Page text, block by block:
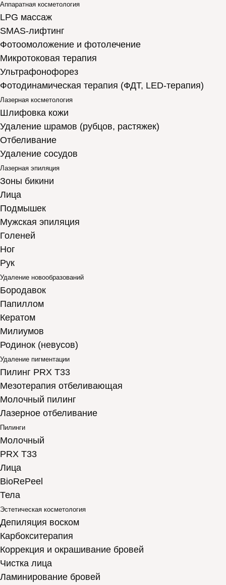
Аппаратная косметология
LPG массаж
SMAS-лифтинг
Фотоомоложение и фотолечение
Микротоковая терапия
Ультрафонофорез
Фотодинамическая терапия (ФДТ, LED-терапия)
Лазерная косметология
Шлифовка кожи
Удаление шрамов (рубцов, растяжек)
Отбеливание
Удаление сосудов
Лазерная эпиляция
Зоны бикини
Лица
Подмышек
Мужская эпиляция
Голеней
Ног
Рук
Удаление новообразований
Бородавок
Папиллом
Кератом
Милиумов
Родинок (невусов)
Удаление пигментации
Пилинг PRX T33
Мезотерапия отбеливающая
Молочный пилинг
Лазерное отбеливание
Пилинги
Молочный
PRX T33
Лица
BioRePeel
Тела
Эстетическая косметология
Депиляция воском
Карбокситерапия
Коррекция и окрашивание бровей
Чистка лица
Ламинирование бровей